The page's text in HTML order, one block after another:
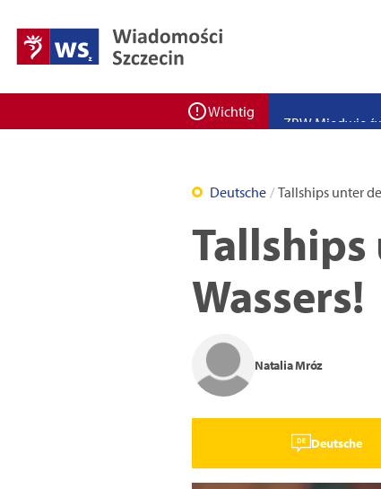
Wichtig
Deutsche Tallships unter
Tallships
Wassers!
Natalia Mróz
Deutsche